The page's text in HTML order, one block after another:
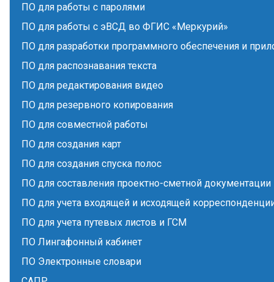
ПО для работы с паролями
ПО для работы с эВСД во ФГИС «Меркурий»
ПО для разработки программного обеспечения и
ПО для распознавания текста
ПО для редактирования видео
ПО для резервного копирования
ПО для совместной работы
ПО для создания карт
ПО для создания спуска полос
ПО для составления проектно-сметной документации
ПО для учета входящей и исходящей
ПО для учета путевых листов и ГСМ
ПО Лингафонный кабинет
ПО Электронные словари